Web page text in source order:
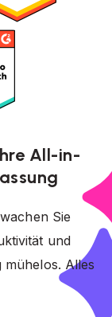
All-in-
Sie
und
mühelos. Alles